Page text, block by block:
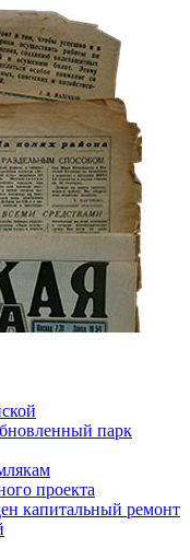
парк
проекта
капитальный ремонт